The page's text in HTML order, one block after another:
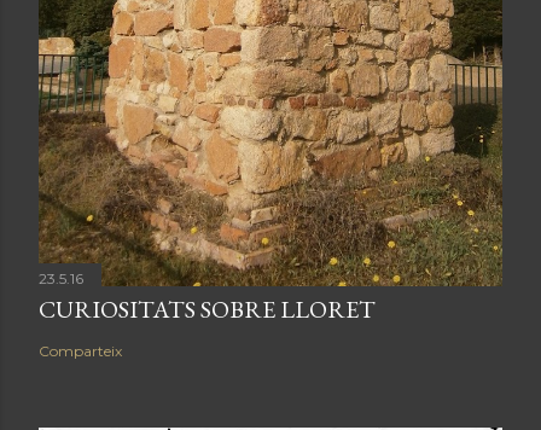
23.5.16
CURIOSITATS SOBRE LLORET
Comparteix